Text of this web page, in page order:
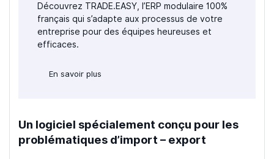
Découvrez TRADE.EASY, l’ERP modulaire 100%
français qui s’adapte aux processus de votre
entreprise pour des équipes heureuses et
efficaces.
En savoir plus
Un logiciel spécialement conçu pour les
problématiques d’import – export